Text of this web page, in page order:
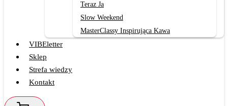
Teraz Ja
Slow Weekend
MasterClassy Inspirująca Kawa
VIBEletter
Sklep
Strefa wiedzy
Kontakt